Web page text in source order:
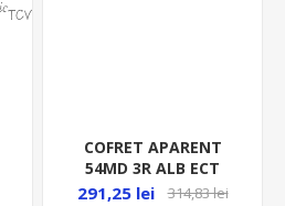
COFRET APARENT
54MD 3R ALB ECT
3X18MEDIAPO
291,25 lei 314,83 lei